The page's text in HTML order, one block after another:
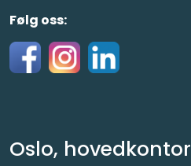
Følg oss:
Oslo, hovedkontor